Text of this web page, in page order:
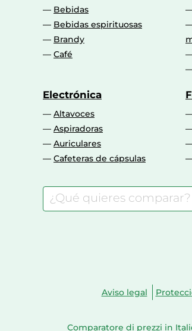
Bebidas
Bebidas espirituosas
Brandy
Café
Electrónica
Altavoces
Aspiradoras
Auriculares
Cafeteras de cápsulas
Aviso legal
Comparatore di prezzi in